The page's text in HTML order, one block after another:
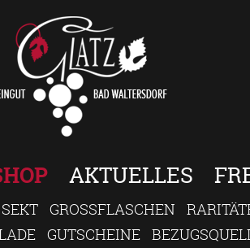
AKTUELLES
SEKT GROSSFLASCHEN
GUTSCHEINE